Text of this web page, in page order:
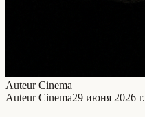
Auteur Cinema
Auteur Cinema29 июня 2026 г.